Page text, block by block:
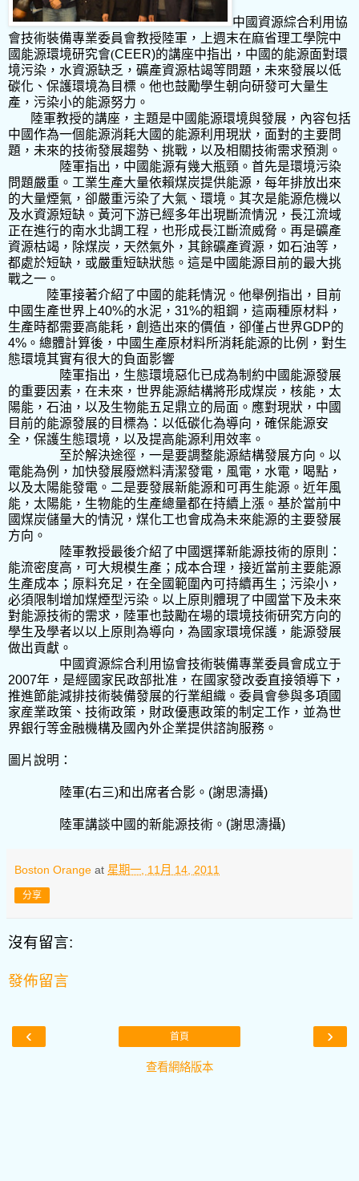
中國資源綜合利用協
會技術裝備專業委員會教授 陸軍 ，上週末在麻省理工學院中
國能源環境研究會(CEER)的講座中指出，中國的能源面對環
境污染，水資源缺乏， 礦產資源枯竭等問題，未來發展以低
碳化、保護環境為目標。他也鼓勵學生朝向研發可大量生
產，污染小的能源努力。
陸軍教授的講座，主題是中國能源環境與發展 ，內容包括
中國作為一個能源消耗大國的能源利用現狀 ，面對的主要問
題 ， 未來的技術發展趨勢 、 挑戰 ，以及相關技術需求預測。
陸軍指出， 中國能源有幾大瓶頸 。 首先是環境污染
問題嚴重 。 工業生產大量依賴煤炭提供能源，每年排放出來
的大量煙氣 ，卻嚴重污染了大氣、環境。 其次是能源危機以
及水資源短缺 。 黃河下游已經多年出現斷流情況 ， 長江流域
正在進行的南水北調工程 ，也形成長江斷流威脅。 再是礦產
資源枯竭 ， 除煤炭 ， 天然氣外 ， 其餘礦產資源 ， 如石油等 ，
都處於短缺 ，或嚴重短缺狀態 。這是中國能源 目前的最大挑
戰之一 。
陸軍接著介紹了中國的能耗情況 。他舉例指出， 目前
中國生產世界上40%的水泥 ， 31%的粗鋼，這兩種原材料 ，
生產時都需要高能耗 ， 創造出來的價值 ，卻僅占世界GDP的
4% 。總體計算後， 中國 生產原材料所消耗能源的 比例 ， 對生
態環境其實有很大的負面影響
陸軍指出，生態環境惡化已成為制約中國能源發展
的重要因素，在未來，世界能源結構將形成煤炭，核能，太
陽能，石油，以及生物能五足鼎立的局面。應對現狀，中國
目前的能源發展的目標為：以低碳化為導向，確保能源安
全，保護生態環境，以及提高能源利用效率。
至於解決途徑，一是要調整能源結構發展方向。以
電能為例，加快發展廢燃料清潔發電，風電，水電，喝點，
以及太陽能發電。二是要發展新能源和可再生能源。近年風
能，太陽能，生物能的生產總量都在持續上漲。基於當前中
國煤炭儲量大的情況，煤化工也會成為未來能源的主要發展
方向。
陸軍教授最後介紹了中國選擇新能源技術的原則：
能流密度高，可大規模生產；成本合理，接近當前主要能源
生產成本；原料充足，在全國範圍內可持續再生；污染小，
必須限制增加煤煙型污染。以上原則體現了中國當下及未來
對能源技術的需求，陸軍也鼓勵在場的環境技術研究方向的
學生及學者以以上原則為導向，為國家環境保護，能源發展
做出貢獻。
中國資源綜合利用協會技術裝備專業委員會成立于
2007年，是經 國家民政部批准，在國家發改委直接領導下，
推進節能減排技術裝備發展的行業組織。委員會參與多項國
家産業政策、技術政策，財政優惠政策的制定工作，並為世
界銀行等金融機構及國內外企業提供諮詢服務。
圖片說明：
陸軍(右三)和出席者合影。 (謝思濤攝)
陸軍講談中國的新能源技術。 (謝思濤攝)
Boston Orange at 星期一, 11月 14, 2011
分享
沒有留言:
發佈留言
‹ ›
首頁
查看網絡版本